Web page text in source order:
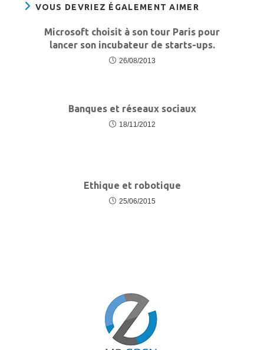
VOUS DEVRIEZ ÉGALEMENT AIMER
Microsoft choisit à son tour Paris pour
lancer son incubateur de starts-ups.
26/08/2013
Banques et réseaux sociaux
18/11/2012
Ethique et robotique
25/06/2015